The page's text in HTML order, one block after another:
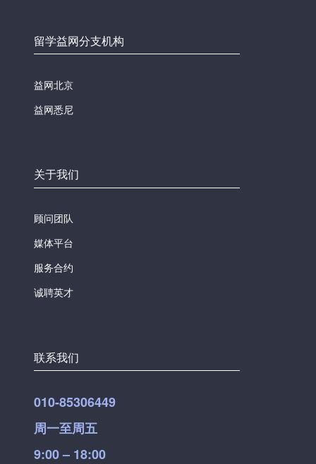
留学益网分支机构
益网北京
益网悉尼
关于我们
顾问团队
媒体平台
服务合约
诚聘英才
联系我们
010-85306449
周一至周五
9:00 – 18:00